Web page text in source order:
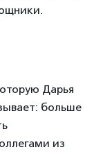
Дарья
больше
из